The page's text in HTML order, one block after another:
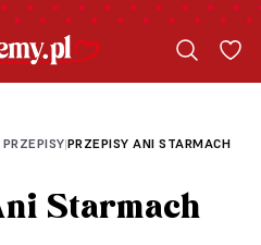
|PRZEPISY ANI STARMACH
Starmach